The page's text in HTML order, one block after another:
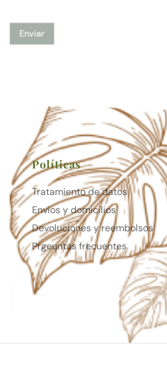
Enviar
Políticas
Tratamiento de datos
Envíos y domicilios
Devoluciones y reembolsos
Prgeuntas frecuentes